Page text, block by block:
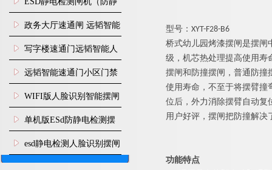
电门禁通道系统）
政务大厅速通闸 远韬智能
防尾随静音速通门
写字楼速通门远韬智能人
脸识别快速通道闸
远韬智能速通门小区门禁
闸机食堂消费摆闸
WIFI版人脸识别智能摆闸
机
单机版ESd防静电检测摆
闸机
esd静电检测人脸识别摆闸
安装
型号：XYT-F28-B6
桥式幼儿园烤漆摆闸是摆闸
级，机芯热处理提高使用寿
摆闸和防撞摆闸，普通防撞
使用寿命，不至于将摆臂撞
位后，外力消除摆臂自动复
用户好评，摆闸把防撞解决
功能特点